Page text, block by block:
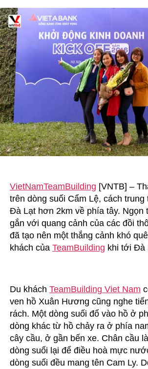
VietNamTeamBuilding [VNTB] –
trên dòng suối Cẩm Lệ, cách trung
Đà Lạt hơn 2km về phía tây. Ngọn
gắn với quang cảnh của các đồi
đã tạo nên một thắng cảnh khó
khách của TeamBuilding khi tới Đà
Du khách TeamBuilding Viet Nam
ven hồ Xuân Hương cũng nghe
rách. Một dòng suối đổ vào hồ ở
dòng khác từ hồ chảy ra ở phía
cây cầu, ở gần bến xe. Chân cầu
dòng suối lại để điều hoà mực
dòng suối đều mang tên Cam Ly.